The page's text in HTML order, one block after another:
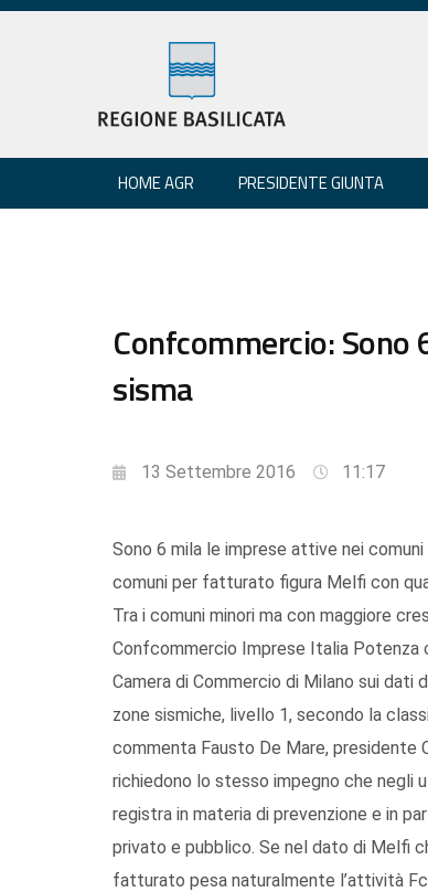
HOME AGR PRESIDENTE GIUNTA
Confcommercio: Sono
sisma
13 Settembre 2016 11:17
Sono 6 mila le imprese attive nei
comuni per fatturato figura Melfi con
Tra i comuni minori ma con maggiore
Confcommercio Imprese Italia Potenza
Camera di Commercio di Milano sui
zone sismiche, livello 1, secondo la
commenta Fausto De Mare, presidente
richiedono lo stesso impegno che negli
registra in materia di prevenzione e in
privato e pubblico. Se nel dato di Melfi
fatturato pesa naturalmente l’attività